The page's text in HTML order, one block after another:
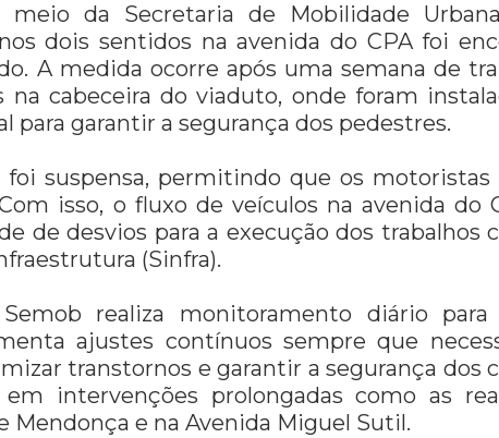
da Secretaria de Mobilidade
dois sentidos na avenida do CPA foi
A medida ocorre após uma semana de
cabeceira do viaduto, onde foram
para garantir a segurança dos pedestres.
suspensa, permitindo que os
isso, o fluxo de veículos na avenida do
de desvios para a execução dos trabalhos
(Sinfra).
realiza monitoramento diário para
ajustes contínuos sempre que
transtornos e garantir a segurança dos
intervenções prolongadas como as
Mendonça e na Avenida Miguel Sutil.